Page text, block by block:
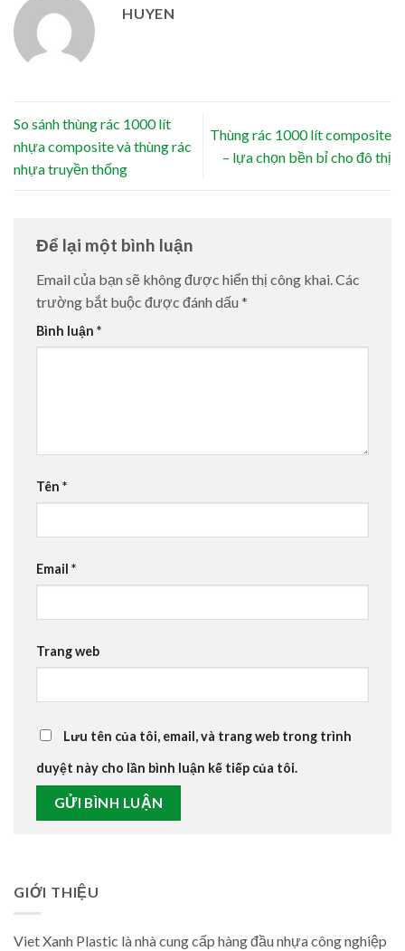
HUYEN
So sánh thùng rác 1000 lít
nhựa composite và thùng rác
nhựa truyền thống
Thùng rác 1000 lít composite
– lựa chọn bền bỉ cho đô thị
Để lại một bình luận
Email của bạn sẽ không được hiển thị công khai. Các
trường bắt buộc được đánh dấu *
Bình luận *
Tên *
Email *
Trang web
Lưu tên của tôi, email, và trang web trong trình
duyệt này cho lần bình luận kế tiếp của tôi.
GIỚI THIỆU
Viet Xanh Plastic là nhà cung cấp hàng đầu nhựa công nghiệp